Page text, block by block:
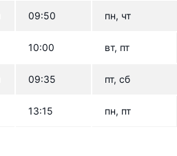
09:50 пн, чт
10:00 вт, пт
09:35 пт, сб
13:15 пн, пт